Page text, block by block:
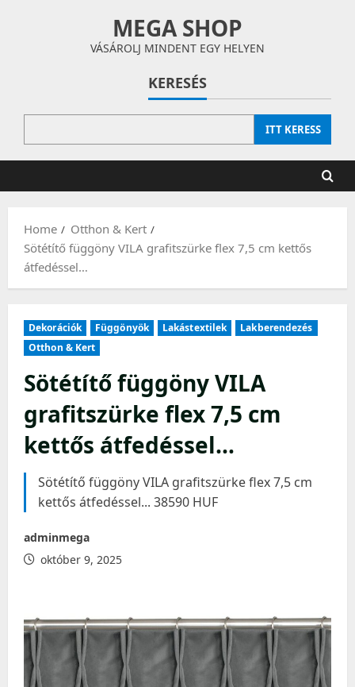
MEGA SHOP
VÁSÁROLJ MINDENT EGY HELYEN
KERESÉS
ITT KERESS
Home
Otthon & Kert
Sötétítő függöny VILA grafitszürke flex 7,5 cm kettős
átfedéssel…
Dekorációk Függönyök Lakástextilek
Lakberendezés
Otthon & Kert
Sötétítő függöny VILA
grafitszürke flex 7,5 cm
kettős átfedéssel…
Sötétítő függöny VILA grafitszürke flex 7,5 cm
kettős átfedéssel... 38590 HUF
adminmega
október 9, 2025